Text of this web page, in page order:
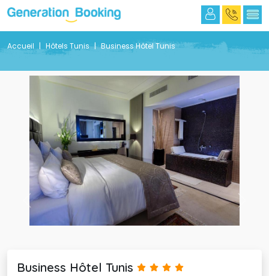
Accueil Hôtels Tunis Business Hôtel Tunis
Previous
Business Hôtel Tunis